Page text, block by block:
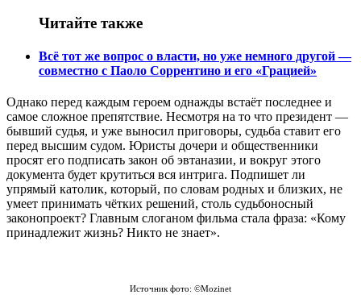
Читайте также
Всё тот же вопрос о власти, но уже немного другой —
совместно с Паоло Соррентино и его «Грацией»
Однако перед каждым героем однажды встаёт последнее и
самое сложное препятствие. Несмотря на то что президент —
бывший судья, и уже выносил приговоры, судьба ставит его
перед высшим судом. Юристы дочери и общественники
просят его подписать закон об эвтаназии, и вокруг этого
документа будет крутиться вся интрига. Подпишет ли
упрямый католик, который, по словам родных и близких, не
умеет принимать чётких решений, столь судьбоносный
законопроект? Главным слоганом фильма стала фраза: «Кому
принадлежит жизнь? Никто не знает».
Источник фото: ©Mozinet